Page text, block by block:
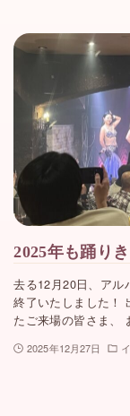
2025年も踊り
去る12月20日、アル
終了いたしました！
たご来場の皆さま、
2025年12月27日